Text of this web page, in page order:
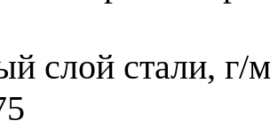
слой стали, г/